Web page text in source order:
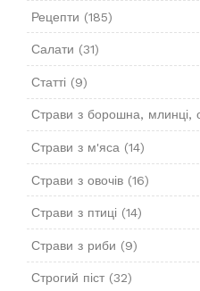
Рецепти (185)
Салати (31)
Статті (9)
Страви з борошна, млинці,
Страви з м'яса (14)
Страви з овочів(16)
Страви з птиці (14)
Страви з риби (9)
Строгий піст(32)